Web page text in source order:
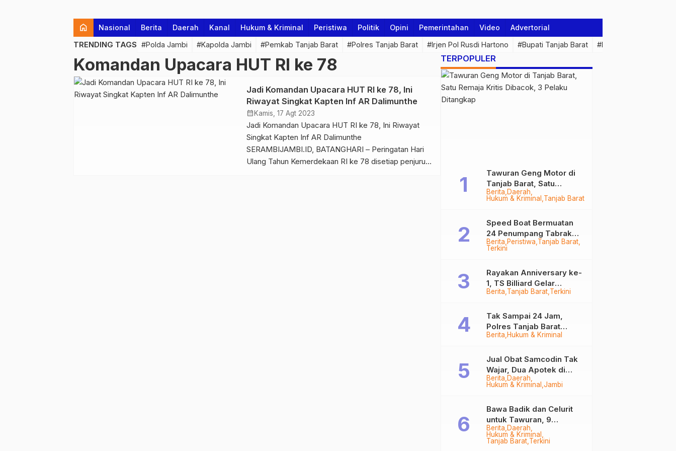
home Nasional Berita Daerah Kanal Hukum & Kriminal Peristiwa Politik Opini Pemerintahan Video Advertorial
TRENDING TAGS #Polda Jambi #Kapolda Jambi #Pemkab Tanjab Barat #Polres Tanjab Barat #Irjen Pol Rusdi Hartono #Bupati Tanjab Barat #Pemprov Jambi
Komandan Upacara HUT RI ke 78
Jadi Komandan Upacara HUT RI ke 78, Ini
Riwayat Singkat Kapten Inf AR Dalimunthe
calendar_month Kamis, 17 Agt 2023
Jadi Komandan Upacara HUT RI ke 78, Ini Riwayat
Singkat Kapten Inf AR Dalimunthe
SERAMBIJAMBI.ID, BATANGHARI – Peringatan Hari
Ulang Tahun Kemerdekaan RI ke 78 disetiap penjuru
TERPOPULER
Berita Daerah
Hukum & Kriminal Tanjab Barat
Tawuran Geng Motor di
Tanjab Barat, Satu
Remaja Kritis Dibacok, 3
Pelaku Ditangkap
Berita Peristiwa Tanjab Barat
Terkini
Speed Boat Bermuatan
24 Penumpang Tabrak
Togok di Kuala Tungkal,
Berita Tanjab Barat Terkini
Rayakan Anniversary ke-
1, TS Billiard Gelar
Turnamen 9 Ball
Berita Hukum & Kriminal
Tak Sampai 24 Jam,
Polres Tanjab Barat
Ringkus Komplotan
Tungkal
Berita Daerah
Hukum & Kriminal Jambi
Jual Obat Samcodin Tak
Wajar, Dua Apotek di
Tanjab Barat Disegel
Berita Daerah
Hukum & Kriminal
Tanjab Barat Terkini
Bawa Badik dan Celurit
untuk Tawuran, 9
Anggota Geng Motor di
Tanjab Barat Diringkus